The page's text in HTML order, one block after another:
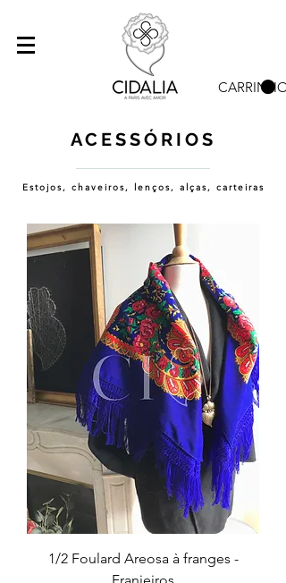
CARRINHO
ACESSÓRIOS
Estojos, chaveiros, lenços, alças, carteiras
1/2 Foulard Areosa à franges -
Franjeiros